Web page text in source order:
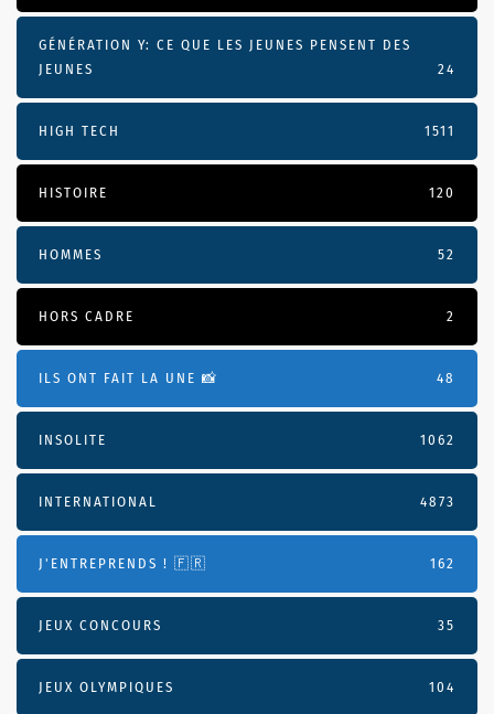
GÉNÉRATION Y: CE QUE LES JEUNES PENSENT DES
JEUNES
24
HIGH TECH 1511
HISTOIRE 120
HOMMES 52
HORS CADRE 2
ILS ONT FAIT LA UNE 📸 48
INSOLITE 1062
INTERNATIONAL 4873
J'ENTREPRENDS ! 🇫🇷 162
JEUX CONCOURS 35
JEUX OLYMPIQUES 104